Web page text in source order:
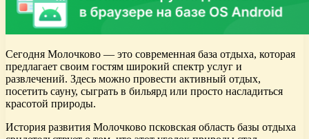
Сегодня Молочково — это современная база отдыха, которая
предлагает своим гостям широкий спектр услуг и
развлечений. Здесь можно провести активный отдых,
посетить сауну, сыграть в бильярд или просто насладиться
красотой природы.
История развития Молочково псковская область базы отдыха